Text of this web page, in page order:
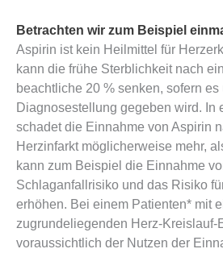
Betrachten wir zum Beispiel
Aspirin ist kein Heilmittel für
kann die frühe Sterblichkeit nach
beachtliche 20 % senken, sofern
Diagnosestellung gegeben wird. In
schadet die Einnahme von Aspirin
Herzinfarkt möglicherweise mehr,
kann zum Beispiel die Einnahme
Schlaganfallrisiko und das Risiko
erhöhen. Bei einem Patienten* mit
zugrundeliegenden Herz-Kreislauf-
voraussichtlich der Nutzen der